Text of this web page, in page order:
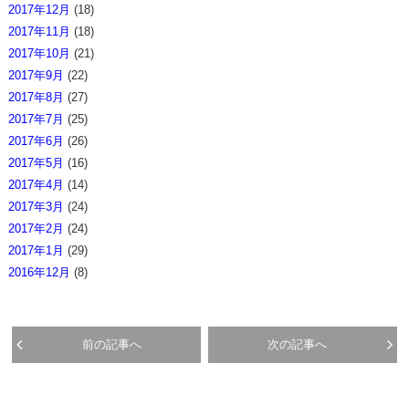
2017年12月 (18)
2017年11月 (18)
2017年10月 (21)
2017年9月 (22)
2017年8月 (27)
2017年7月 (25)
2017年6月 (26)
2017年5月 (16)
2017年4月 (14)
2017年3月 (24)
2017年2月 (24)
2017年1月 (29)
2016年12月 (8)
前の記事へ 次の記事へ